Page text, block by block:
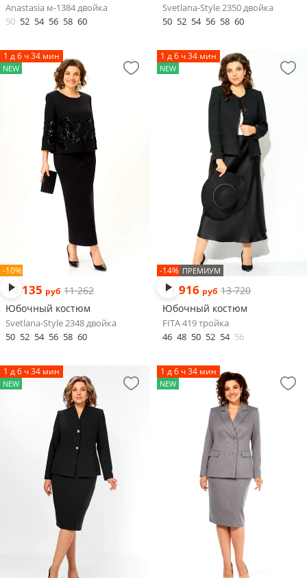
Anastasia м-1384 двойка
50 52 54 56 58 60
Svetlana-Style 2350 двойка
50 52 54 56 58 60
1 д 6 ч 34 мин
NEW
-10%
10 135 руб 11 262
Юбочный костюм
Svetlana-Style 2348 двойка
50 52 54 56 58 60
1 д 6 ч 34 мин
NEW
-14% ПРЕМИУМ
11 916 руб 13 720
Юбочный костюм
FITA 419 тройка
46 48 50 52 54 56
1 д 6 ч 34 мин
NEW
1 д 6 ч 34 мин
NEW